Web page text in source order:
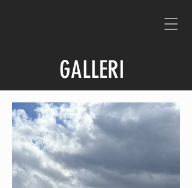
GALLERI